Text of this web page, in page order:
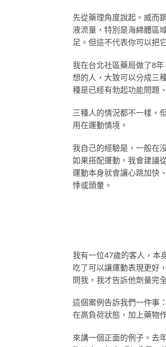
先從藥理角度說起。威而
液流量，特別是海綿體區
足。但這不代表你可以把
我在台北社區藥局做了8
想的人，大致可以分成三
種是已經有勃起功能問題
三種人的情況都不一樣，
用在運動情境。
我自己的經驗是，一般在
如果搭配運動，我會建議
運動本身就會讓心跳加快
悸或頭暈。
我有一位47歲的客人，本
吃了可以讓運動表現更好
問我，我才告訴他劑量完
這個案例告訴我們一件事
在高負荷狀態，加上藥物
來講一個正面的例子。去